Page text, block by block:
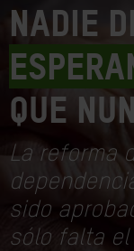
Nadie
que
La reforma
sido
sólo falta